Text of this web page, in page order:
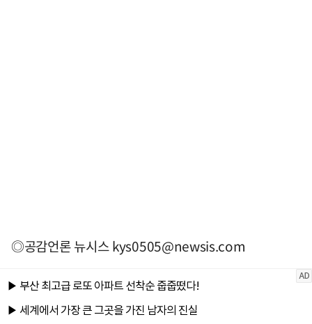
◎공감언론 뉴시스kys0505@newsis.com